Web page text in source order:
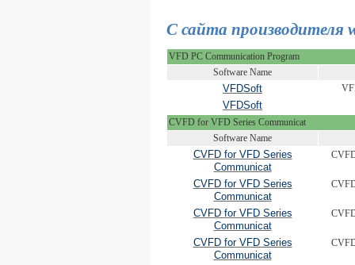
С сайта производителя
VFD PC Communication Program
Software Name
VFDSoft
VFDSoft
CVFD for VFD Series Communicat
Software Name
CVFD for VFD Series
Communicat
CVFD for VFD Series
Communicat
CVFD for VFD Series
Communicat
CVFD for VFD Series
Communicat